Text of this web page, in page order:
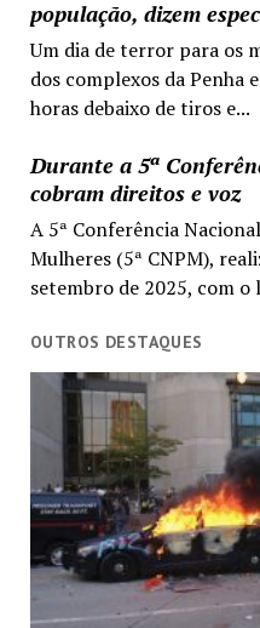
população, dizem
Um dia de terror para os
dos complexos da Penha
horas debaixo de tiros e...
Durante a 5ª
cobram direitos e voz
A 5ª Conferência
Mulheres (5ª CNPM),
setembro de 2025, com o
OUTROS DESTAQUES